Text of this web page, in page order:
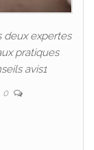
deux expertes
pratiques
avis1
0